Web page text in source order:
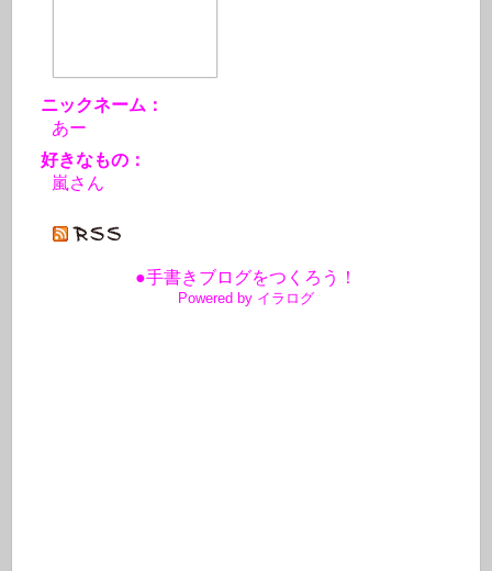
ニックネーム：
あー
好きなもの：
嵐さん
●手書きブログをつくろう！
Powered by イラログ